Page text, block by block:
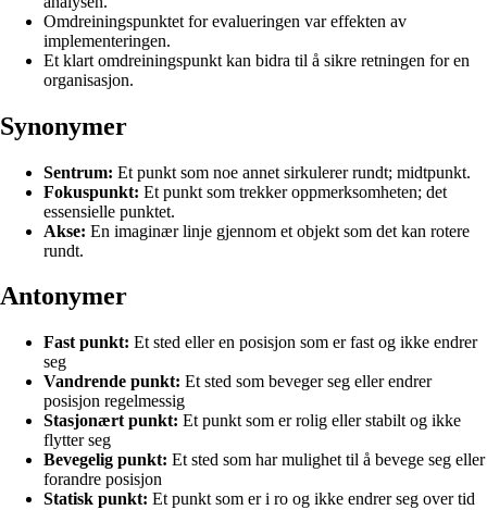
Omdreiningspunktet for evalueringen var effekten av
implementeringen.
Et klart omdreiningspunkt kan bidra til å sikre retningen for en
organisasjon.
Synonymer
Sentrum: Et punkt som noe annet sirkulerer rundt; midtpunkt.
Fokuspunkt: Et punkt som trekker oppmerksomheten; det
essensielle punktet.
Akse: En imaginær linje gjennom et objekt som det kan rotere
rundt.
Antonymer
Fast punkt: Et sted eller en posisjon som er fast og ikke endrer
seg
Vandrende punkt: Et sted som beveger seg eller endrer
posisjon regelmessig
Stasjonært punkt: Et punkt som er rolig eller stabilt og ikke
flytter seg
Bevegelig punkt: Et sted som har mulighet til å bevege seg eller
forandre posisjon
Statisk punkt: Et punkt som er i ro og ikke endrer seg over tid